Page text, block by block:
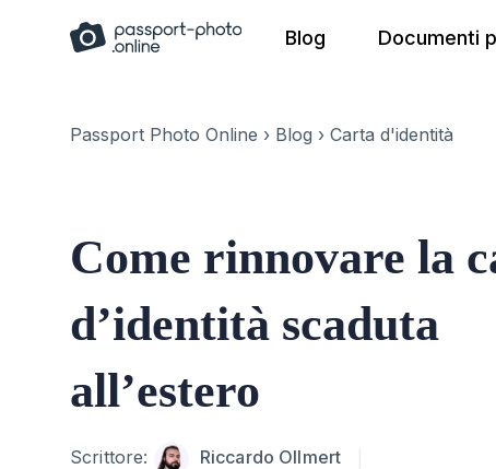
Blog Documenti
Passport Photo Online › Blog › Carta d'identità
Come rinnovare la
d’identità scaduta
all’estero
Author
Scrittore:
Riccardo Ollmert